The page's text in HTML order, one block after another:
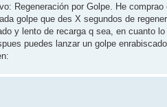
Regeneración por Golpe. He
golpe que des X segundos de
y lento de recarga q sea, en cuanto
puedes lanzar un golpe